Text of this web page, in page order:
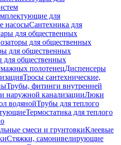
для
насосыСантехника для
для общественных
для общественных
для общественных
для общественных
полотенецДиспенсеры
Тросы сантехнические,
Трубы, фитинги внутренней
наружной канализацииЛюки
водянойТрубы для теплого
Термостатика для теплого
смеси и грунтовкиКлеевые
Стяжки, самонивелирующие